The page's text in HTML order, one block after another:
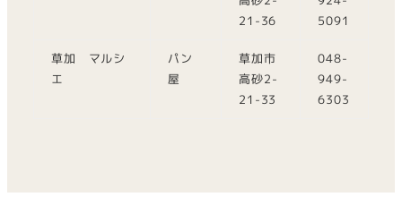
21-36
5091
草加 マルシ
エ
パン
屋
草加市
高砂2-
21-33
048-
949-
6303